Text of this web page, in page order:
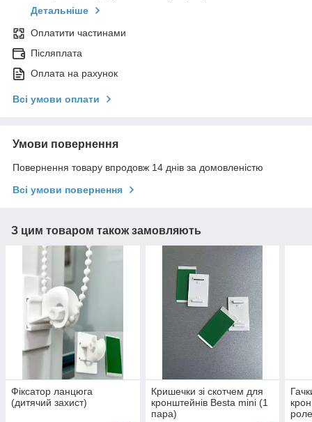
Детальніше
Оплатити частинами
Післяплата
Оплата на рахунок
Всі умови оплати
Умови повернення
Повернення товару впродовж 14 днів за домовленістю
Всі умови повернення
З цим товаром також замовляють
Фіксатор ланцюга
(дитячий захист)
Кришечки зі скотчем для
кронштейнів Besta mini (1
пара)